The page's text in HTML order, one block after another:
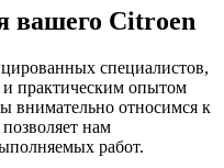
вашего Citroen
специалистов,
практическим опытом
внимательно относимся к
нам
работ.